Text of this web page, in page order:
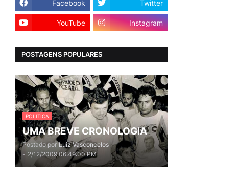
Facebook Twitter
YouTube Instagram
POSTAGENS POPULARES
POLITICA
UMA BREVE CRONOLOGIA
Postado por Luiz Vasconcelos
- 2/12/2009 06:49:00 PM